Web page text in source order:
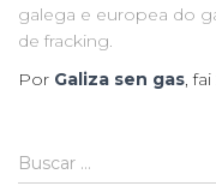
galega e europea do
de fracking.
Por Galiza sen gas, fai
B
u
Buscar …